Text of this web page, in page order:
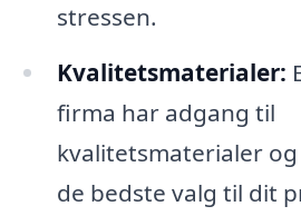
stressen.
Kvalitetsmaterialer:
firma har adgang til
kvalitetsmaterialer
de bedste valg til dit